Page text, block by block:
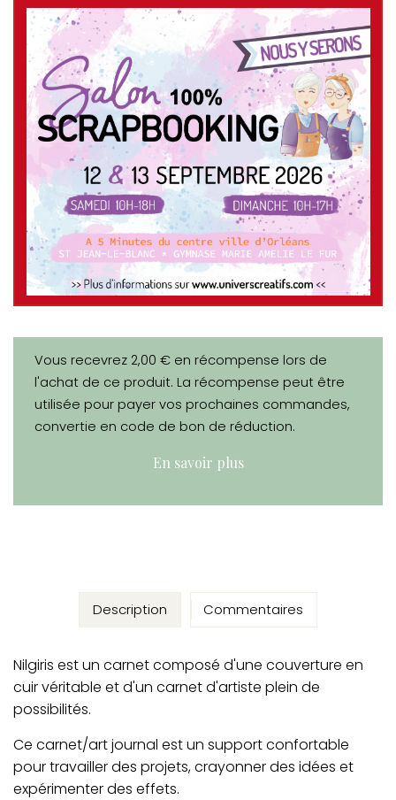
Vous recevrez 2,00 € en récompense lors de
l'achat de ce produit. La récompense peut être
utilisée pour payer vos prochaines commandes,
convertie en code de bon de réduction.
En savoir plus
Description
Nilgiris est un carnet composé d'une couverture en
cuir véritable et d'un carnet d'artiste plein de
possibilités.
Ce carnet/art journal est un support confortable
pour travailler des projets, crayonner des idées et
expérimenter des effets.
Commentaires